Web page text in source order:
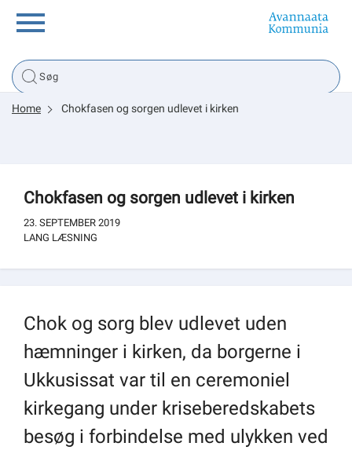
Borger
Tsunami
Planportal
Home Chokfasen og sorgen udlevet i kirken
Chokfasen og sorgen udlevet i kirken
23. SEPTEMBER 2019
LANG LÆSNING
Chok og sorg blev udlevet uden
hæmninger i kirken, da borgerne i
Ukkusissat var til en ceremoniel
kirkegang under kriseberedskabets
besøg i forbindelse med ulykken ved